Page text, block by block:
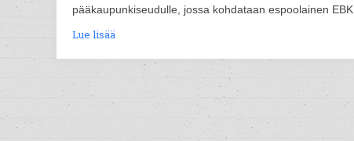
pääkaupunkiseudulle, jossa kohdataan espoolainen EBK.
Lue lisää